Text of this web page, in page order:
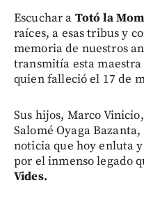
Escuchar a Totó la
raíces, a esas tribus y
memoria de nuestros
transmitía esta
quien falleció el 17 de
Sus hijos, Marco
Salomé Oyaga
noticia que hoy enluta
por el inmenso legado
Vides.